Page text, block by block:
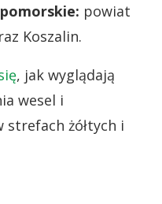
powiat
Koszalin.
, jak wyglądają
wesel i
żółtych i